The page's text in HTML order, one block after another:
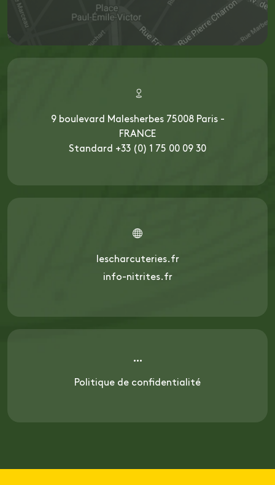
9 boulevard Malesherbes 75008 Paris -
FRANCE
Standard +33 (0) 1 75 00 09 30
lescharcuteries.fr
info-nitrites.fr
Politique de confidentialité